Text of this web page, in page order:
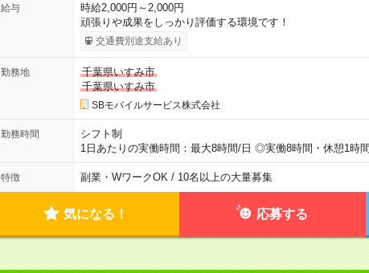
給与
時給2,000円～2,000円
頑張りや成果をしっかり評価する環境です！
交通費別途支給あり
勤務地
千葉県いすみ市
千葉県いすみ市
SBモバイルサービス株式会社
勤務時間
シフト制
1日あたりの実働時間：最大8時間/日 ◎実働8時間・休憩1時
特徴 副業・WワークOK / 10名以上の大量募集
気になる！ 応募する